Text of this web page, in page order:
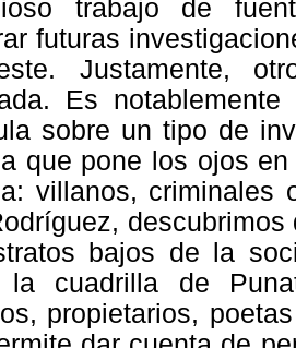
trabajo de
futuras
Justamente,
Es
sobre un tipo de
que pone los ojos
villanos,
bajos de la
la cuadrilla de
propietarios,